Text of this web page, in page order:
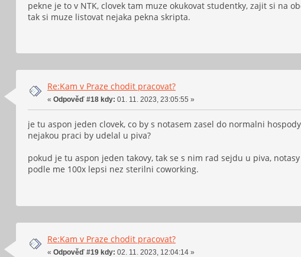
pekne je to v NTK, clovek tam muze okukovat studentky, zajit si na
tak si muze listovat nejaka pekna skripta.
Re:Kam v Praze chodit pracovat?
« Odpověď #18 kdy: 01. 11. 2023, 23:05:55 »
je tu aspon jeden clovek, co by s notasem zasel do normalni
nejakou praci by udelal u piva?
pokud je tu aspon jeden takovy, tak se s nim rad sejdu u piva,
podle me 100x lepsi nez sterilni coworking.
Re:Kam v Praze chodit pracovat?
« Odpověď #19 kdy: 02. 11. 2023, 12:04:14 »